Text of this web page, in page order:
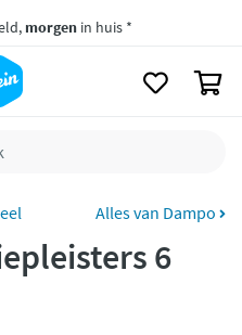
vanaf 35,- *
Klarna
Alles van Dampo
6